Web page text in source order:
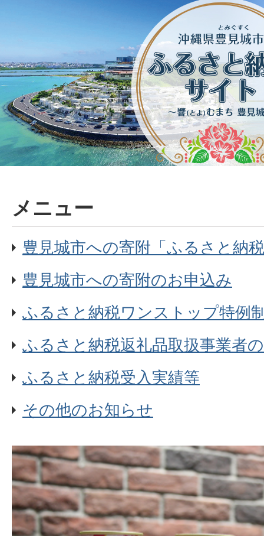
メニュー
豊見城市への寄附「ふるさと納
豊見城市への寄附のお申込み
ふるさと納税ワンストップ特例
ふるさと納税返礼品取扱事業者
ふるさと納税受入実績等
その他のお知らせ